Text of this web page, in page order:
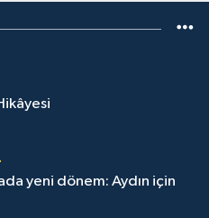
yeni dönem: Aydın için